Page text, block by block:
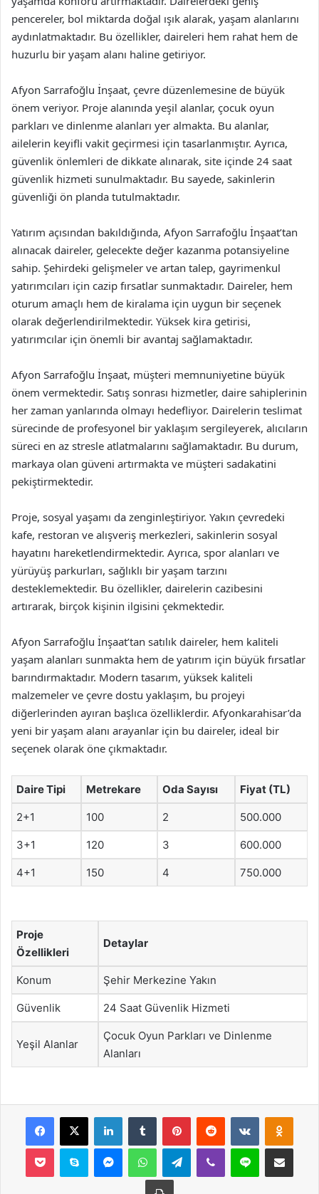
pencereler, bol miktarda doğal ışık alarak, yaşam alanlarını
aydınlatmaktadır. Bu özellikler, daireleri hem rahat hem de
huzurlu bir yaşam alanı haline getiriyor.
Afyon Sarrafoğlu İnşaat, çevre düzenlemesine de büyük
önem veriyor. Proje alanında yeşil alanlar, çocuk oyun
parkları ve dinlenme alanları yer almakta. Bu alanlar,
ailelerin keyifli vakit geçirmesi için tasarlanmıştır. Ayrıca,
güvenlik önlemleri de dikkate alınarak, site içinde 24 saat
güvenlik hizmeti sunulmaktadır. Bu sayede, sakinlerin
güvenliği ön planda tutulmaktadır.
Yatırım açısından bakıldığında, Afyon Sarrafoğlu İnşaat’tan
alınacak daireler, gelecekte değer kazanma potansiyeline
sahip. Şehirdeki gelişmeler ve artan talep, gayrimenkul
yatırımcıları için cazip fırsatlar sunmaktadır. Daireler, hem
oturum amaçlı hem de kiralama için uygun bir seçenek
olarak değerlendirilmektedir. Yüksek kira getirisi,
yatırımcılar için önemli bir avantaj sağlamaktadır.
Afyon Sarrafoğlu İnşaat, müşteri memnuniyetine büyük
önem vermektedir. Satış sonrası hizmetler, daire sahiplerinin
her zaman yanlarında olmayı hedefliyor. Dairelerin teslimat
sürecinde de profesyonel bir yaklaşım sergileyerek, alıcıların
süreci en az stresle atlatmalarını sağlamaktadır. Bu durum,
markaya olan güveni artırmakta ve müşteri sadakatini
pekiştirmektedir.
Proje, sosyal yaşamı da zenginleştiriyor. Yakın çevredeki
kafe, restoran ve alışveriş merkezleri, sakinlerin sosyal
hayatını hareketlendirmektedir. Ayrıca, spor alanları ve
yürüyüş parkurları, sağlıklı bir yaşam tarzını
desteklemektedir. Bu özellikler, dairelerin cazibesini
artırarak, birçok kişinin ilgisini çekmektedir.
Afyon Sarrafoğlu İnşaat’tan satılık daireler, hem kaliteli
yaşam alanları sunmakta hem de yatırım için büyük fırsatlar
barındırmaktadır. Modern tasarım, yüksek kaliteli
malzemeler ve çevre dostu yaklaşım, bu projeyi
diğerlerinden ayıran başlıca özelliklerdir. Afyonkarahisar’da
yeni bir yaşam alanı arayanlar için bu daireler, ideal bir
seçenek olarak öne çıkmaktadır.
Daire Tipi Metrekare Oda Sayısı Fiyat (TL)
2+1 100 2 500.000
3+1 120 3 600.000
4+1 150 4 750.000
Proje
Özellikleri
Detaylar
Konum Şehir Merkezine Yakın
Güvenlik 24 Saat Güvenlik Hizmeti
Yeşil Alanlar
Çocuk Oyun Parkları ve Dinlenme
Alanları
Facebook
X LinkedInTumblr PinterestReddit VKontakte
Pocket Skype MessengerWhatsAppTelegramViber Line E-Posta ile
Yazdır